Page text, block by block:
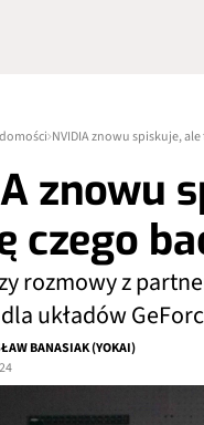
NVIDIA znowu spiskuje,
znowu
czego
rozmowy z
układów
BANASIAK (YOKAI)